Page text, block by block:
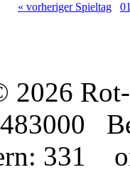
« vorheriger Spieltag
2026
483000
331